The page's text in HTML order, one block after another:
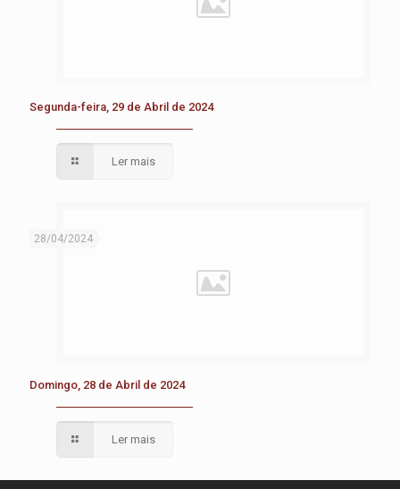
Segunda-feira, 29 de Abril de 2024
Ler mais
28/04/2024
Domingo, 28 de Abril de 2024
Ler mais